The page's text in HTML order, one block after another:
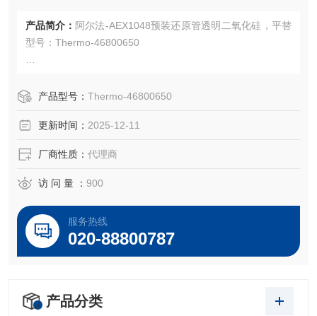
产品简介： 阿尔法-AEX1048预装还原管透明二氧化硅，平替
型号：Thermo-46800650
AEX1048预装还原管透明二氧化硅
OEM 零件号
产品型号： Thermo-46800650
更新时间： 2025-12-11
厂商性质： 代理商
访 问 量 ： 900
服务热线
020-88800787
产品分类